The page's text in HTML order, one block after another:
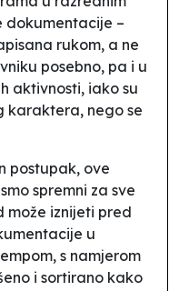
–
rukom, a ne
posebno, pa i u
aktivnosti, iako su
karaktera, nego se
postupak, ove
spremni za sve
može iznijeti pred
u
s namjerom
i sortirano kako